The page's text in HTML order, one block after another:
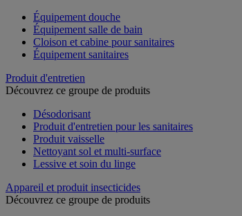
Équipement douche
Équipement salle de bain
Cloison et cabine pour sanitaires
Équipement sanitaires
Produit d'entretien
Découvrez ce groupe de produits
Désodorisant
Produit d'entretien pour les sanitaires
Produit vaisselle
Nettoyant sol et multi-surface
Lessive et soin du linge
Appareil et produit insecticides
Découvrez ce groupe de produits